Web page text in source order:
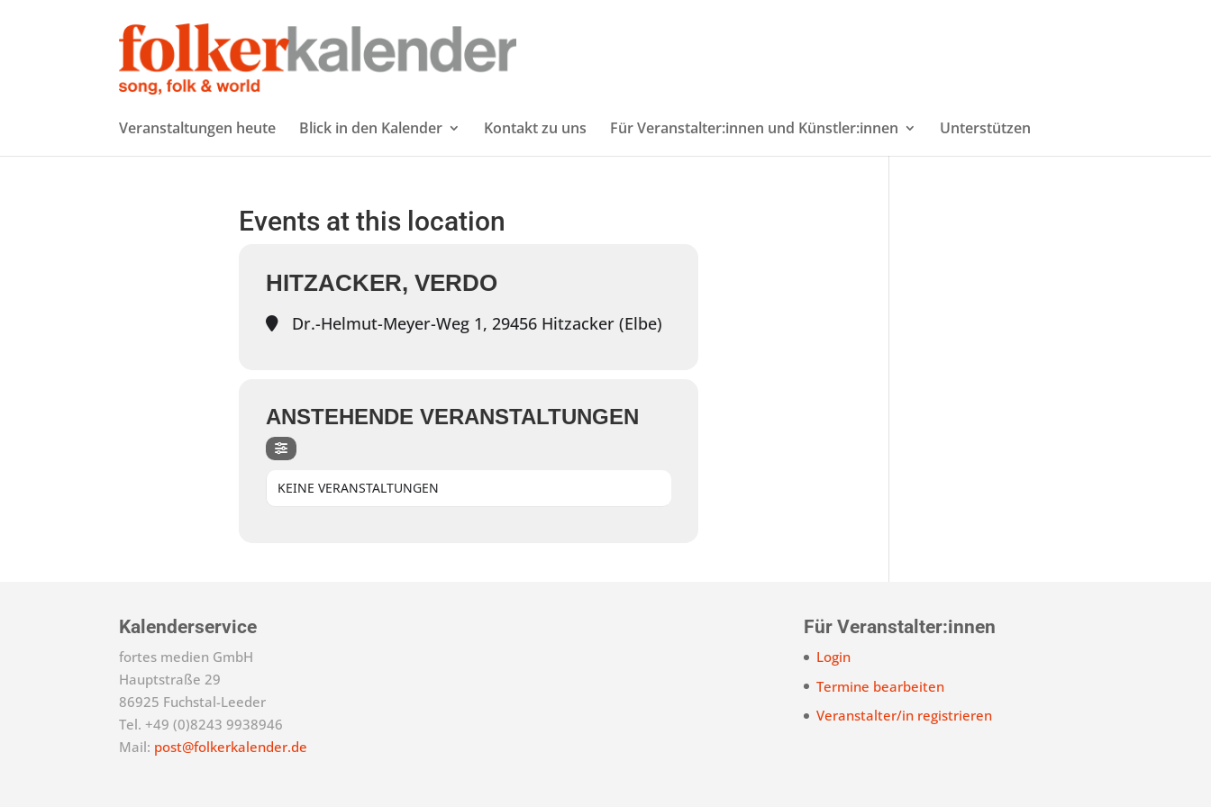
Veranstaltungen heute Blick in den Kalender Kontakt zu uns Für Veranstalter:innen und Künstler:innen Unterstützen
Events at this location
HITZACKER, VERDO
Dr.-Helmut-Meyer-Weg 1, 29456 Hitzacker (Elbe)
ANSTEHENDE VERANSTALTUNGEN
KEINE VERANSTALTUNGEN
Kalenderservice
fortes medien GmbH
Hauptstraße 29
86925 Fuchstal-Leeder
Tel. +49 (0)8243 9938946
Mail: post@folkerkalender.de
Für Veranstalter:innen
Login
Termine bearbeiten
Veranstalter/in registrieren